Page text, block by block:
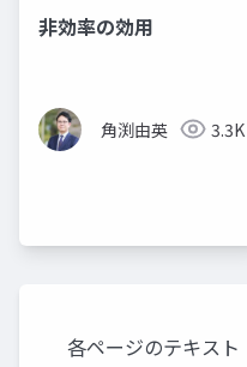
非効率の効用
角渕由英 3.3K
各ページのテキスト